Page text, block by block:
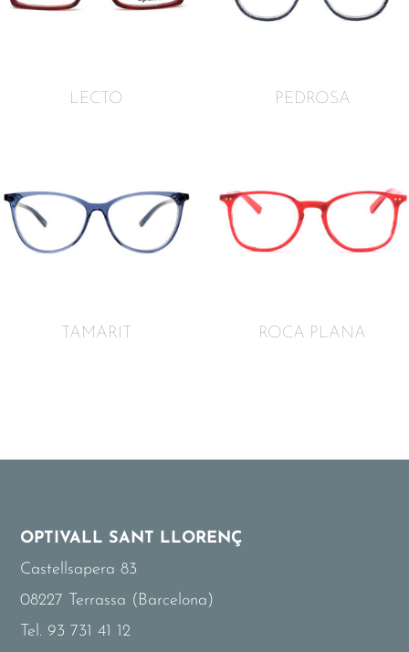
LECTO PEDROSA
TAMARIT ROCA PLANA
OPTIVALL SANT LLORENÇ
Castellsapera 83
08227 Terrassa (Barcelona)
Tel. 93 731 41 12